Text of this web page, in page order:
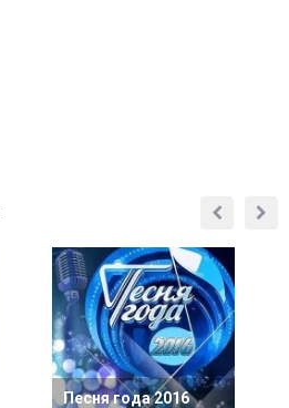
Песня года 2016